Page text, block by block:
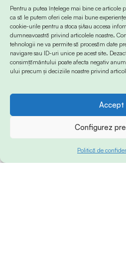
Pentru a putea înțelege mai bine ce articole
ca să le putem oferi cele mai bune
cookie-urile pentru a stoca și/sau accesa
dumneavoastră privind articolele noastre.
tehnologii ne va permite să procesăm date
navigare sau ID-uri unice pe acest site.
consimțământului poate afecta negativ
ului precum și deciziile noastre privind
Accept
Configurez
Politică de